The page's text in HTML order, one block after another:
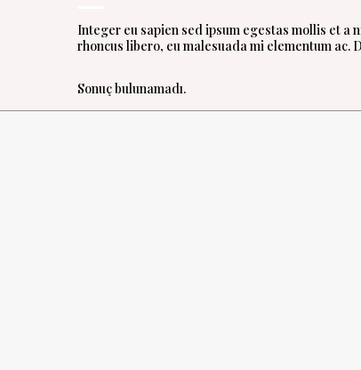
Integer eu sapien sed ipsum egestas mollis et a
rhoncus libero, eu malesuada mi elementum
Sonuç bulunamadı.